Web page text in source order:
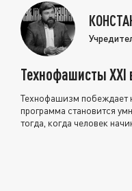
Технофашисты XXI
Технофашизм побеждает
программа становится
тогда, когда человек